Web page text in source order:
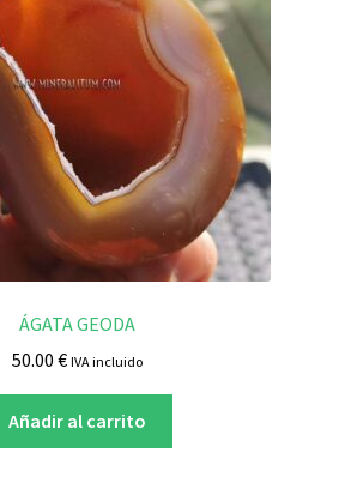
ÁGATA GEODA
50.00 € IVA incluido
Añadir al carrito